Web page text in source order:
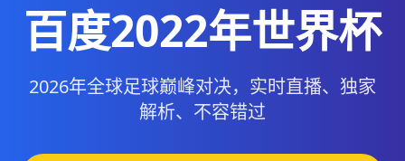
百度2022年世界杯
2026年全球足球巅峰对决，实时直播、独家
解析、不容错过